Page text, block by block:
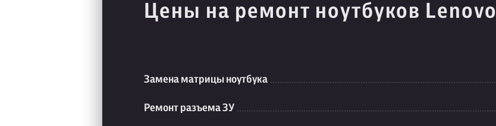
Цены на ремонт ноутбуков Lenovo
Замена матрицы ноутбука
Ремонт разъема ЗУ